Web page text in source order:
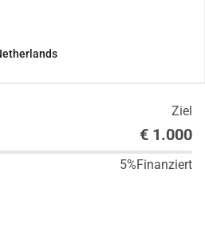
Ziel
€ 1.000
5%Finanziert